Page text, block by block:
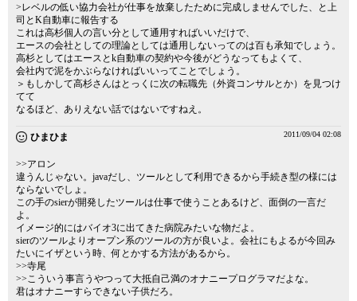
>レベルの低い協力会社が仕事を放棄したために完成しませんでした、と上
司とK自動車に報告する
これは高杉個人の言い分として通用すればいいだけで、
エースの会社としての理論としては通用しないってのは百も承知でしょう。
高杉としてはエースとk自動車の契約や今後がどうなってもよくて、
会社内で泥をかぶらなければいいってことでしょう。
＞もしかして高杉さんはとっくに次の転職先（外資コンサルとか）を見つけ
てて
なるほど、ありえない話ではないですねえ。
ひまひま 2011/09/04 02:08
>>アロン
違うんじゃない。javaだし、ツールとして利用できるから手続き型の様には
ならないでしょ。
この手のsierが開発したツールは仕事で使うことあるけど、面倒の一言だ
よ。
イメージ的にはバイオ3に出てきた病院みたいな物だよ。
sierのツールよりオープン系のツールの方が良いよ。会社にもよるが今回み
たいにイザという時、何とかする方法があるから。
>>寺尾
>>こういう事言うやつって大抵自己満のオナニープログラマだよな。
君はオナニーすらできない子供だろ。